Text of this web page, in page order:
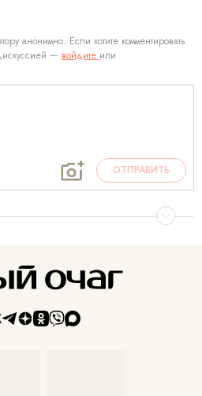
анонимно. Если хотите комментировать
— войдите или
ОТПРАВИТЬ